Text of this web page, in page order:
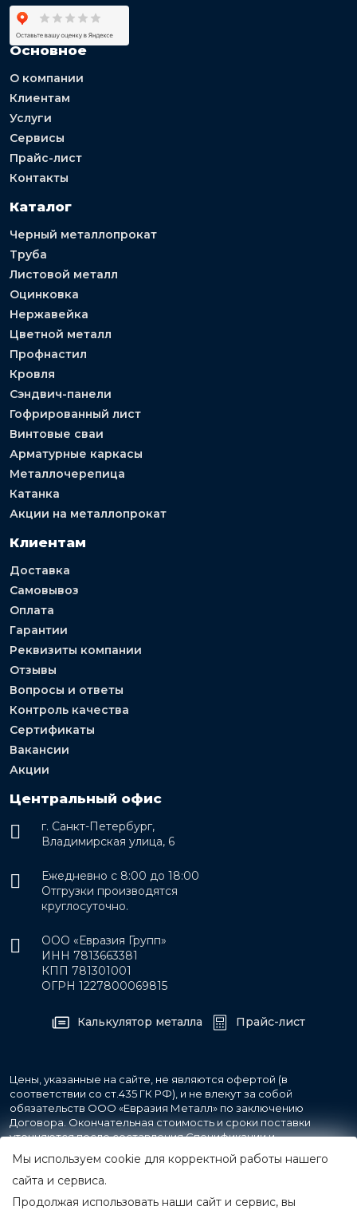
Основное
О компании
Клиентам
Услуги
Сервисы
Прайс-лист
Контакты
Каталог
Черный металлопрокат
Труба
Листовой металл
Оцинковка
Нержавейка
Цветной металл
Профнастил
Кровля
Сэндвич-панели
Гофрированный лист
Винтовые сваи
Арматурные каркасы
Металлочерепица
Катанка
Акции на металлопрокат
Клиентам
Доставка
Самовывоз
Оплата
Гарантии
Реквизиты компании
Отзывы
Вопросы и ответы
Контроль качества
Сертификаты
Вакансии
Акции
Центральный офис
г. Санкт-Петербург,
Владимирская улица, 6
Ежедневно с 8:00 до 18:00
Отгрузки производятся
круглосуточно.
ООО «Евразия Групп»
ИНН 7813663381
КПП 781301001
ОГРН 1227800069815
Калькулятор металла Прайс-лист
Цены, указанные на сайте, не являются офертой (в
соответствии со ст.435 ГК РФ), и не влекут за собой
обязательств ООО «Евразия Металл» по заключению
Договора. Окончательная стоимость и сроки поставки
уточняются после составления Спецификации и
фиксируются в Счете на оплату, а также Спецификации на
поставку товара.
© 2007-2026 Все права защищены.
Мы используем cookie для корректной работы нашего
сайта и сервиса.
Продолжая использовать наши сайт и сервис, вы